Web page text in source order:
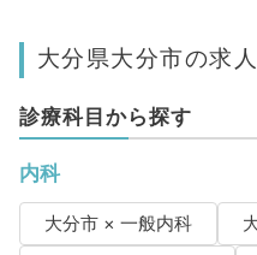
大分県大分市の求
診療科目から探す
内科
大分市 × 一般内科